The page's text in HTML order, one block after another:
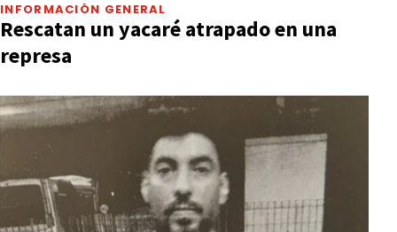
INFORMACIÓN GENERAL
Rescatan un yacaré atrapado en una
represa